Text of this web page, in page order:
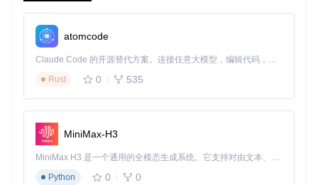
增大到无穷大时，曲线会经历从圆→椭圆→抛物线→双曲线的
连续变化。这一过程可以通过项目[Book3_Ch09_Python_Cod
es/Bk3_Ch09_01.ipynb]中的代码直观展示：
生成覆盖x和y轴的网格数据
定义离心率范围（如0到3）
对每个离心率值，计算并绘制对应的圆锥曲线
使用颜色渐变展示参数变化与曲线形状的关系
这种动态变化展示了圆锥曲线家族的统一性，也帮助我们理解
不同曲线类型间的内在联系。
atomcode
Claude Code 的开源替代方案。连接任意大模型，编辑代码，运行命令，自动验证 — 全自动执行。用 Rust 构建，极致性能。 ｜ An open-source alternative to Claude Code. Connect any LLM, edit code, run commands, and verify changes — autonomously. Built in Rust for speed. Get Started
Rust
0 535
MiniMax-H3
MiniMax H3 是一个通用的全模态生成系统。它支持对由文本、图像、视频和音频组成的多模态上下文进行统一理解，并能生成分辨率高达 2K、时长可达 15 秒的带原生立体声音频的视频。得益于面向任务泛化的系统设计，H3 在预训练阶段就已具备广泛的多模态上下文理解与生成能力，能够出色地执行复杂的多模态指令。
Python
0 0